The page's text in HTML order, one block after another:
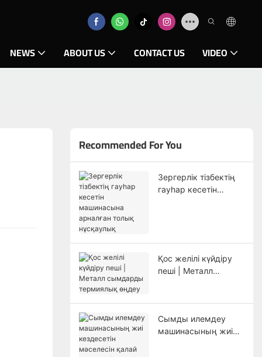
NEWS ABOUT US CONTACT US VIDEO
Recommended For You
Зергерлік тізбектің
гауһар кесетін
Қос желілі күйдіру
пеші | Металл
Сымды илемдеу
машинасының жиі